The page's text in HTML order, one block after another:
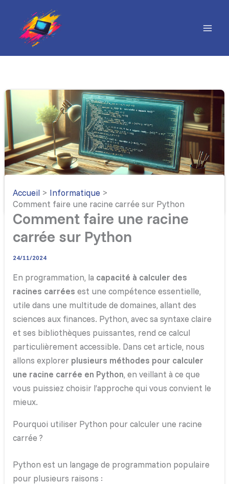
contenu
Accueil
Informatique
Comment faire une racine carrée sur Python
Comment faire une racine
carrée sur Python
24/11/2024
En programmation, la capacité à calculer des
racines carrées est une compétence essentielle,
utile dans une multitude de domaines, allant des
sciences aux finances. Python, avec sa syntaxe claire
et ses bibliothèques puissantes, rend ce calcul
particulièrement accessible. Dans cet article, nous
allons explorer plusieurs méthodes pour calculer
une racine carrée en Python, en veillant à ce que
vous puissiez choisir l’approche qui vous convient le
mieux.
Pourquoi utiliser Python pour calculer une racine
carrée ?
Python est un langage de programmation populaire
pour plusieurs raisons :